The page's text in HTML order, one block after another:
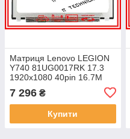
Матриця Lenovo LEGION
Y740 81UG0017RK 17.3
1920x1080 40pin 16.7M
94% NTSC 270 cd/m² для
ноутбука
7 296 ₴
Купити